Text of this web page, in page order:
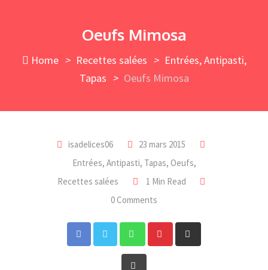
Oeufs Mimosa
Home > Recettes salées > Entrées, Antipasti,
Tapas > Oeufs Mimosa
isadelices06
23 mars 2015
Entrées, Antipasti, Tapas, Oeufs,
Recettes salées
1 Min Read
0 Comments
WhatsappPinterest
via